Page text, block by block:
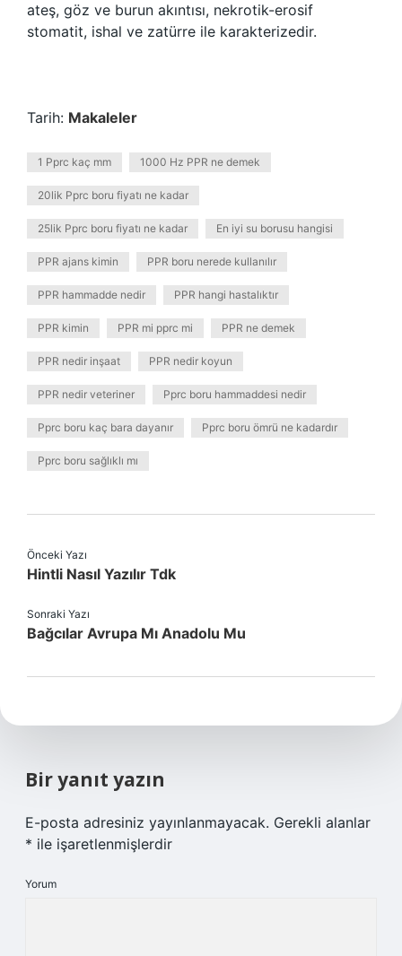
ateş, göz ve burun akıntısı, nekrotik-erosif
stomatit, ishal ve zatürre ile karakterizedir.
Tarih: Makaleler
1 Pprc kaç mm 1000 Hz PPR ne demek
20lik Pprc boru fiyatı ne kadar
25lik Pprc boru fiyatı ne kadar En iyi su borusu hangisi
PPR ajans kimin PPR boru nerede kullanılır
PPR hammadde nedir PPR hangi hastalıktır
PPR kimin PPR mi pprc mi PPR ne demek
PPR nedir inşaat PPR nedir koyun
PPR nedir veteriner Pprc boru hammaddesi nedir
Pprc boru kaç bara dayanır Pprc boru ömrü ne kadardır
Pprc boru sağlıklı mı
Önceki Yazı
Hintli Nasıl Yazılır Tdk
Sonraki Yazı
Bağcılar Avrupa Mı Anadolu Mu
Bir yanıt yazın
E-posta adresiniz yayınlanmayacak. Gerekli alanlar
* ile işaretlenmişlerdir
Yorum